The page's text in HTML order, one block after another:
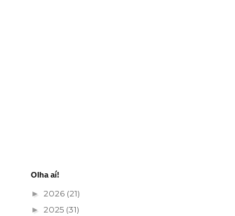
Olha aí!
► 2026 (21)
► 2025 (31)